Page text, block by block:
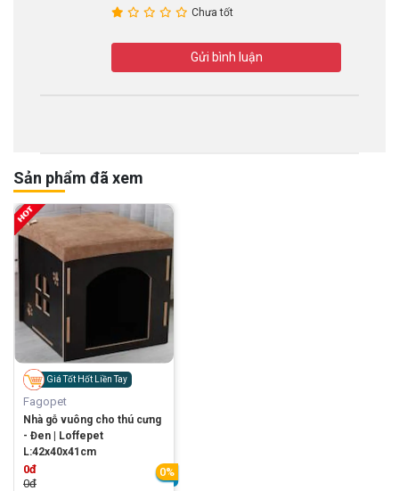
Chưa tốt
Gửi bình luận
Sản phẩm đã xem
Giá Tốt Hốt Liền Tay
Fagopet
Nhà gỗ vuông cho thú cưng
- Đen | Loffepet
L:42x40x41cm
0đ
0đ
0%